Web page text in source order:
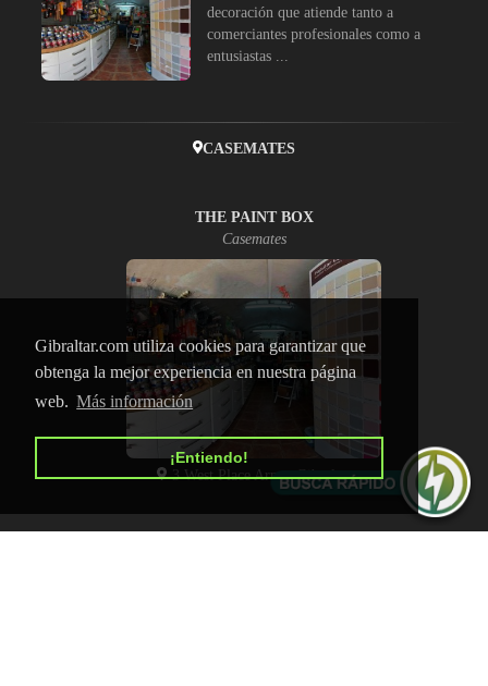
Gibraltar.com utiliza cookies para garantizar que
obtenga la mejor experiencia en nuestra página
web. Más información
¡Entiendo!
decoración que atiende tanto a
comerciantes profesionales como a
entusiastas ...
CASEMATES
THE PAINT BOX
Casemates
3 West Place Arms, Gibraltar